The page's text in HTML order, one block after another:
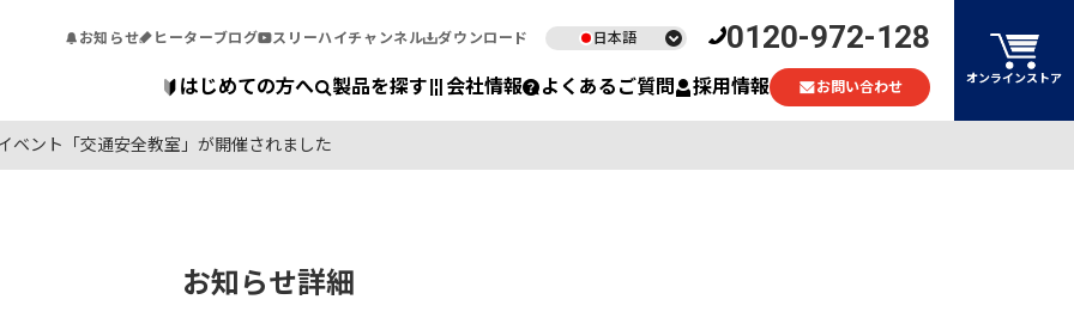
はじめての方へ 製品を探す 会社情報 よくあるご質問 採用情報 お問い合わせ
お知らせ ヒーターブログ スリーハイチャンネル ダウンロード 0120-972-128
日本語
ไทย
オンラインストア
ベント「交通安全教室」が開催されました
お知らせ詳細